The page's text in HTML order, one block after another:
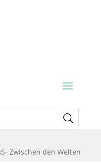
Zwischen den Welten